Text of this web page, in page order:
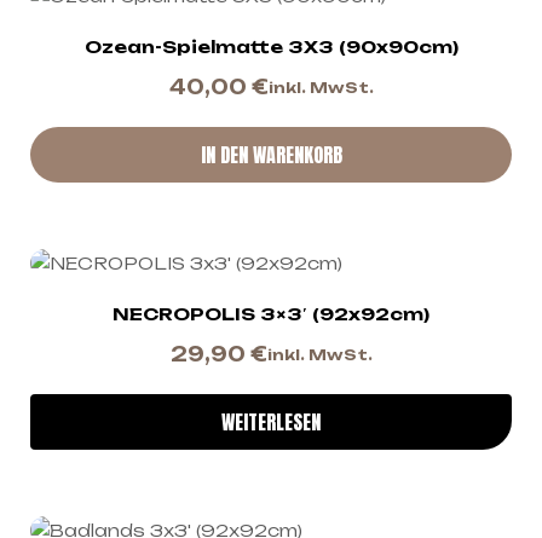
Ozean-Spielmatte 3X3 (90x90cm)
40,00 €inkl. MwSt.
IN DEN WARENKORB
NECROPOLIS 3×3′ (92x92cm)
29,90 €inkl. MwSt.
WEITERLESEN